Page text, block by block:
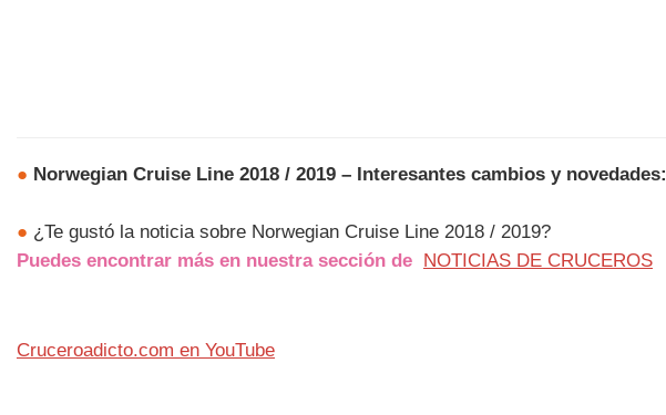
● Norwegian Cruise Line 2018 / 2019 – Interesantes cambios y novedades:
● ¿Te gustó la noticia sobre Norwegian Cruise Line 2018 / 2019?
Puedes encontrar más en nuestra sección de NOTICIAS DE CRUCEROS
Cruceroadicto.com en YouTube